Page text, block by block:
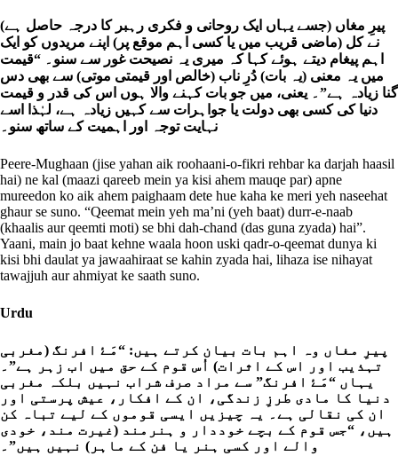
پیرِ مغاں (جسے یہاں ایک روحانی و فکری رہبر کا درجہ حاصل ہے)
نے کل (ماضی قریب میں یا کسی اہم موقع پر) اپنے مریدوں کو ایک
اہم پیغام دیتے ہوئے کہا کہ میری یہ نصیحت غور سے سنو۔ “قیمت
میں یہ معنی (یہ بات) دُرِ ناب (خالص اور قیمتی موتی) سے بھی دس
گنا زیادہ ہے”۔ یعنی، میں جو بات کہنے والا ہوں اس کی قدر و قیمت
دنیا کی کسی بھی دولت یا جواہرات سے کہیں زیادہ ہے، لہٰذا اسے
نہایت توجہ اور اہمیت کے ساتھ سنو۔
Peere-Mughaan (jise yahan aik roohaani-o-fikri rehbar ka darjah haasil
hai) ne kal (maazi qareeb mein ya kisi ahem mauqe par) apne
mureedon ko aik ahem paighaam dete hue kaha ke meri yeh naseehat
ghaur se suno. “Qeemat mein yeh ma’ni (yeh baat) durr-e-naab
(khaalis aur qeemti moti) se bhi dah-chand (das guna zyada) hai”.
Yaani, main jo baat kehne waala hoon uski qadr-o-qeemat dunya ki
kisi bhi daulat ya jawaahiraat se kahin zyada hai, lihaza ise nihayat
tawajjuh aur ahmiyat ke saath suno.
Urdu
پیرِ مغاں وہ اہم بات بیان کرتے ہیں: “مَۓ افرنگ (مغربی
تہذیب اور اس کے اثرات) اُس قوم کے حق میں اب زہر ہے”۔
یہاں “مَۓ افرنگ” سے مراد صرف شراب نہیں بلکہ مغربی
دنیا کا مادی طرزِ زندگی، ان کے افکار، عیش پرستی اور
ان کی نقالی ہے۔ یہ چیزیں ایسی قوموں کے لیے تباہ کن
ہیں، “جس قوم کے بچے خوددار و ہنرمند (غیرت مند، خودی